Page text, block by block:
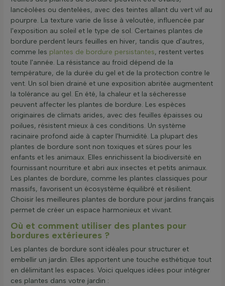
lancéolées ou dentelées, avec des teintes allant du vert vif au
pourpre. La texture varie de lisse à veloutée, influencée par
l'exposition au soleil et le type de sol. Certaines plantes de
bordure perdent leurs feuilles en hiver, tandis que d'autres,
comme les plantes de bordure persistantes, restent vertes
toute l'année. La résistance au froid dépend de la
température, de la durée du gel et de la protection contre le
vent. Un sol bien drainé et une exposition abritée augmentent
la tolérance au gel. En été, la chaleur et la sécheresse
peuvent affecter les plantes de bordure. Les espèces
originaires de climats arides, avec des feuilles épaisses ou
poilues, résistent mieux à ces conditions. Un système
racinaire profond aide à capter l'humidité. La plupart des
plantes de bordure sont non toxiques et sûres pour les
enfants et les animaux. Elles enrichissent la biodiversité en
fournissant nourriture et abri aux insectes et petits animaux.
Les plantes de bordure, comme les plantes classiques pour
massifs, favorisent un écosystème équilibré et résilient.
Choisir les meilleures plantes de bordure pour jardins français
permet de créer un espace harmonieux et vivant.
Où et comment utiliser des plantes pour
bordures extérieures ?
Les plantes de bordure sont idéales pour structurer et
embellir un jardin. Elles apportent une touche esthétique tout
en délimitant les espaces. Voici quelques idées pour intégrer
ces plantes dans votre jardin :